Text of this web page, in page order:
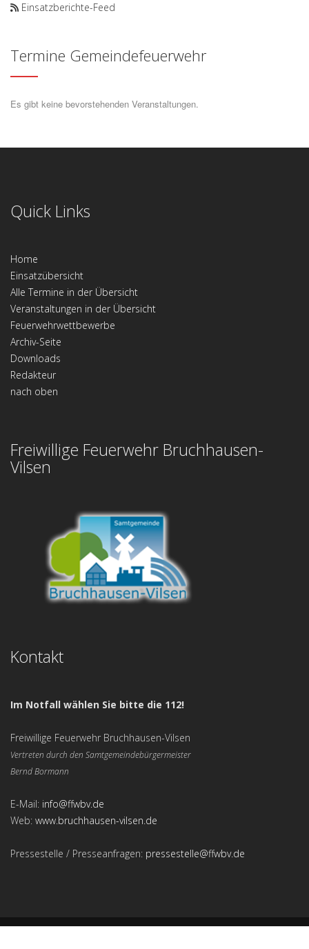
Einsatzberichte-Feed
Termine Gemeindefeuerwehr
Es gibt keine bevorstehenden Veranstaltungen.
Quick Links
Home
Einsatzübersicht
Alle Termine in der Übersicht
Veranstaltungen in der Übersicht
Feuerwehrwettbewerbe
Archiv-Seite
Downloads
Redakteur
nach oben
Freiwillige Feuerwehr Bruchhausen-
Vilsen
Kontakt
Im Notfall wählen Sie bitte die 112!
Freiwillige Feuerwehr Bruchhausen-Vilsen
Vertreten durch den Samtgemeindebürgermeister
Bernd Bormann
E-Mail: info@ffwbv.de
Web: www.bruchhausen-vilsen.de
Pressestelle / Presseanfragen: pressestelle@ffwbv.de